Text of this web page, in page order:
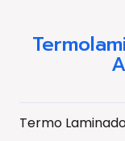
Termo